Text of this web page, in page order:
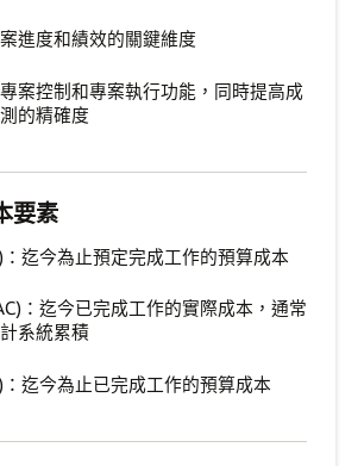
進度和績效的關鍵維度
案控制和專案執行功能，同時提高成
的精確度
要素
迄今為止預定完成工作的預算成本
：迄今已完成工作的實際成本，通常
系統累積
迄今為止已完成工作的預算成本